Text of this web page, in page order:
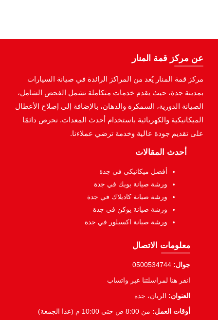
عن مركز قمة المنار
مركز قمة المنار يُعد من المراكز الرائدة في صيانة السيارات
بمدينة جدة، حيث يقدم خدمات متكاملة تشمل الفحص الشامل،
الصيانة الدورية، السمكرة والدهان، بالإضافة إلى إصلاح الأعطال
الميكانيكية والكهربائية باستخدام أحدث المعدات. نحرص دائمًا
على تقديم جودة عالية وخدمة ترضي عملاءنا.
أحدث المقالات
أفضل ميكانيكي في جدة
ورشة صيانة بويك في جدة
ورشة صيانة كاديلاك في جدة
ورشة صيانة يوكن في جدة
ورشة صيانة اكسبلور في جدة
معلومات الاتصال
جوال: 0500534744
انقر هنا لمراسلتنا عبر واتساب
العنوان: الريان، جدة
أوقات العمل: من 8:00 ص حتى 10:00 م (عدا الجمعة)